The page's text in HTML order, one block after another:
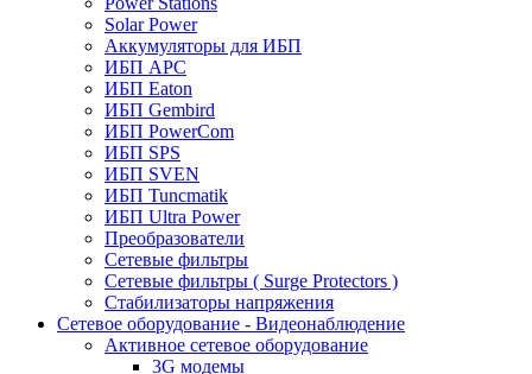
Solar Power
Аккумуляторы для ИБП
ИБП APC
ИБП Eaton
ИБП Gembird
ИБП PowerCom
ИБП SPS
ИБП SVEN
ИБП Tuncmatik
ИБП Ultra Power
Преобразователи
Сетевые фильтры
Сетевые фильтры ( Surge Protectors )
Стабилизаторы напряжения
Сетевое оборудование - Видеонаблюдение
Активное сетевое оборудование
3G модемы